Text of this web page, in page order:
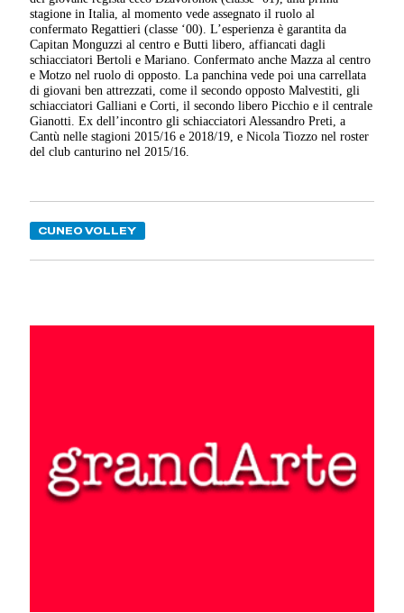
stagione in Italia, al momento vede assegnato il ruolo al
confermato Regattieri (classe ‘00). L’esperienza è garantita da
Capitan Monguzzi al centro e Butti libero, affiancati dagli
schiacciatori Bertoli e Mariano. Confermato anche Mazza al centro
e Motzo nel ruolo di opposto. La panchina vede poi una carrellata
di giovani ben attrezzati, come il secondo opposto Malvestiti, gli
schiacciatori Galliani e Corti, il secondo libero Picchio e il centrale
Gianotti. Ex dell’incontro gli schiacciatori Alessandro Preti, a
Cantù nelle stagioni 2015/16 e 2018/19, e Nicola Tiozzo nel roster
del club canturino nel 2015/16.
CUNEO VOLLEY